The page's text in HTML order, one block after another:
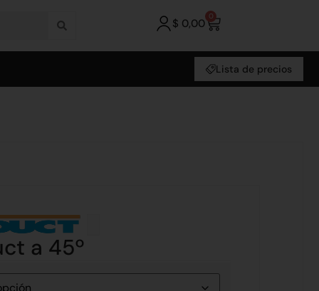
$ 0,00 0
Lista de precios
a 45º